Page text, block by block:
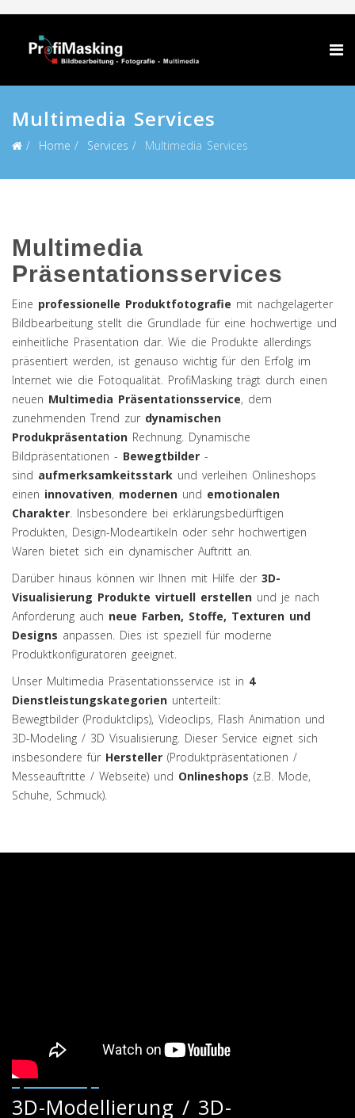
Multimedia Services
Home Services Multimedia Services
Multimedia
Präsentationsservices
Eine professionelle Produktfotografie mit nachgelagerter
Bildbearbeitung stellt die Grundlade für eine hochwertige und
einheitliche Präsentation dar. Wie die Produkte allerdings
präsentiert werden, ist genauso wichtig für den Erfolg im
Internet wie die Fotoqualität. ProfiMasking trägt durch einen
neuen Multimedia Präsentationsservice, dem
zunehmenden Trend zur dynamischen
Produkpräsentation Rechnung. Dynamische
Bildpräsentationen - Bewegtbilder -
sind aufmerksamkeitsstark und verleihen Onlineshops
einen innovativen, modernen und emotionalen
Charakter. Insbesondere bei erklärungsbedürftigen
Produkten, Design-Modeartikeln oder sehr hochwertigen
Waren bietet sich ein dynamischer Auftritt an.
Darüber hinaus können wir Ihnen mit Hilfe der 3D-
Visualisierung Produkte virtuell erstellen und je nach
Anforderung auch neue Farben, Stoffe, Texturen und
Designs anpassen. Dies ist speziell für moderne
Produktkonfiguratoren geeignet.
Unser Multimedia Präsentationsservice ist in 4
Dienstleistungskategorien unterteilt:
Bewegtbilder (Produktclips), Videoclips, Flash Animation und
3D-Modeling / 3D Visualisierung. Dieser Service eignet sich
insbesondere für Hersteller (Produktpräsentationen /
Messeauftritte / Webseite) und Onlineshops (z.B. Mode,
Schuhe, Schmuck).
3D-Modellierung / 3D-